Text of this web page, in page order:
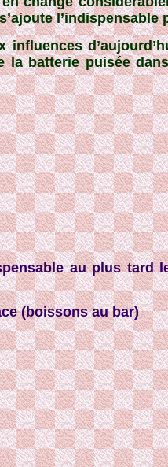
batterie puisée
au plus tard
(boissons au bar)